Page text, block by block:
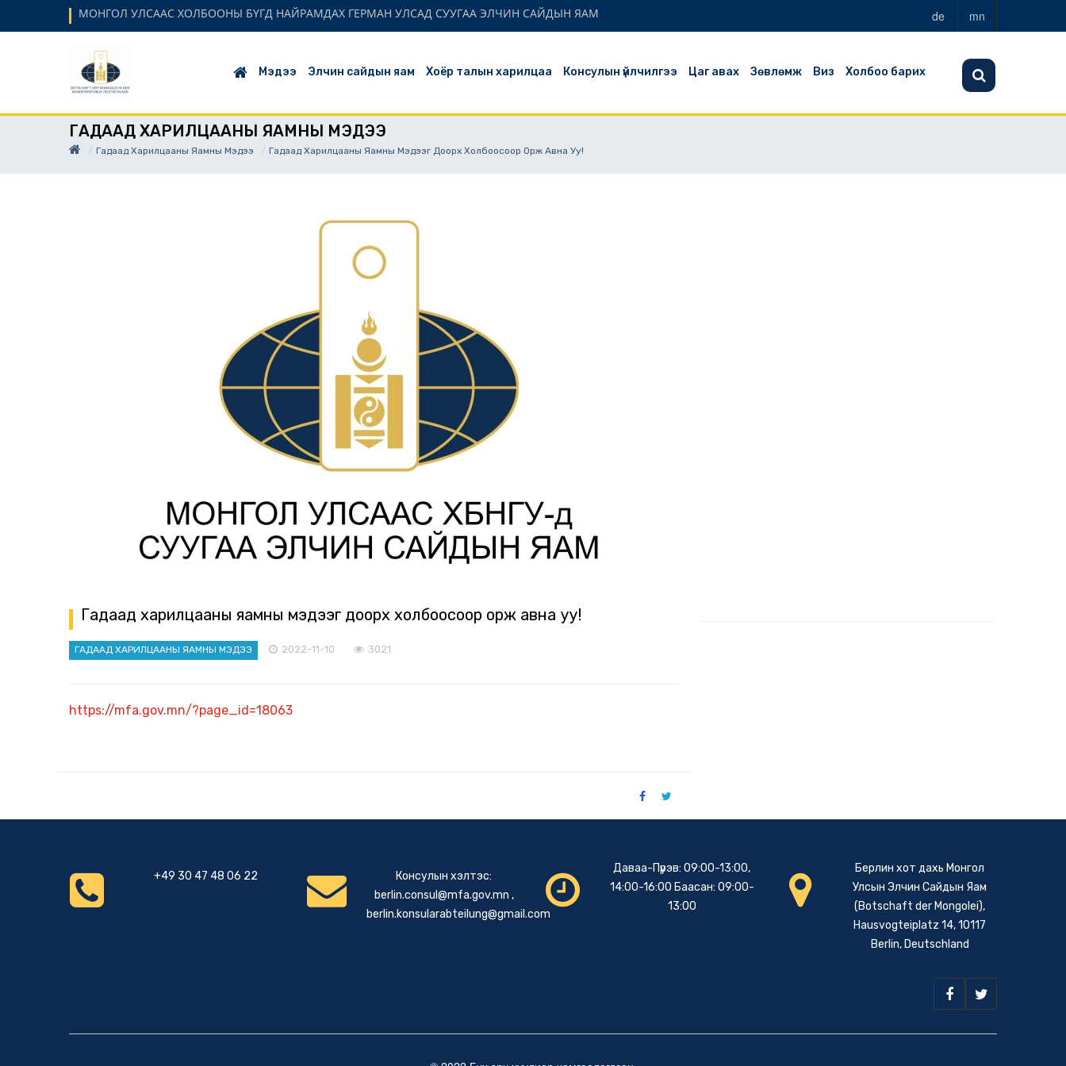
МОНГОЛ УЛСААС ХОЛБООНЫ БҮГД НАЙРАМДАХ ГЕРМАН УЛСАД СУУГАА ЭЛЧИН САЙДЫН ЯАМ de mn
Мэдээ Элчин сайдын яам Хоёр талын харилцаа Консулын үйлчилгээ Цаг авах Зөвлөмж Виз Холбоо барих
ГАДААД ХАРИЛЦААНЫ ЯАМНЫ МЭДЭЭ
Гадаад Харилцааны Яамны Мэдээ Гадаад Харилцааны Яамны Мэдээг Доорх Холбоосоор Орж Авна Уу!
Гадаад харилцааны яамны мэдээг доорх холбоосоор орж авна уу!
ГАДААД ХАРИЛЦААНЫ ЯАМНЫ МЭДЭЭ 2022-11-10 3021
https://mfa.gov.mn/?page_id=18063
+49 30 47 48 06 22
Консулын хэлтэс:
berlin.consul@mfa.gov.mn ,
berlin.konsularabteilung@gmail.com
Даваа-Пүрэв: 09:00-13:00,
14:00-16:00 Баасан: 09:00-
13:00
Берлин хот дахь Монгол
Улсын Элчин Сайдын Яам
(Botschaft der Mongolei),
Hausvogteiplatz 14, 10117
Berlin, Deutschland